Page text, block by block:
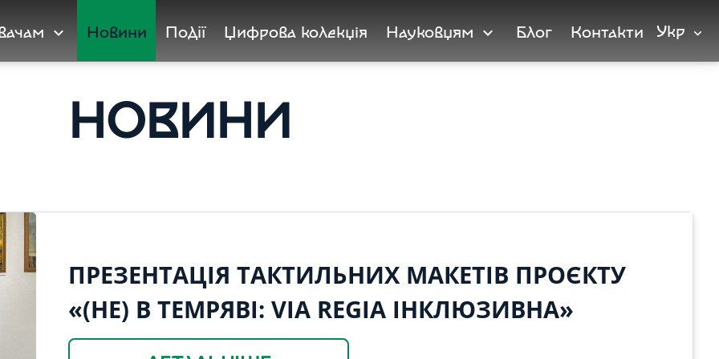
expand_more Новини Події Цифрова колекція Науковцям expand_more Блог Контакти Укр expand_more
НОВИНИ
ПРЕЗЕНТАЦІЯ ТАКТИЛЬНИХ МАКЕТІВ ПРОЄКТУ
«(НЕ) В ТЕМРЯВІ: VIA REGIA ІНКЛЮЗИВНА»